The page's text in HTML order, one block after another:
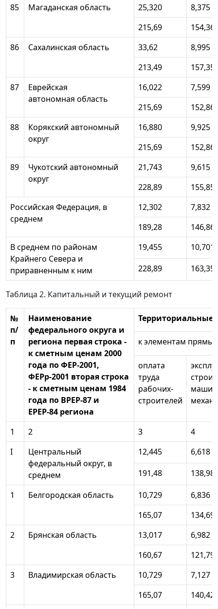
85 Магаданская область 25,320
8,375
215,69
154,36
86
Сахалинская область 33,62
8,995
213,49
157,35
87
Еврейская
автономная область
16,022
7,599
215,69
152,86
88
Корякский автономный
округ
16,880
9,925
215,69
152,86
89
Чукотский автономный
округ
21,743
9,615
228,89
155,85
Российская Федерация, в
среднем
12,302
7,832
189,28
146,86
В среднем по районам
Крайнего Севера и
приравненным к ним
19,455
10,701
228,89
163,35
Таблица 2. Капитальный и текущий ремонт
№
п/
п
Наименование
федерального округа и
региона первая строка -
к сметным ценам 2000
года по ФЕР-2001,
ФЕРр-2001 вторая строка
- к сметным ценам 1984
года по ВРЕР-87 и
ЕРЕР-84 региона
к элементам
оплата
труда
рабочих-
строителей
1 2 3
4
I
Центральный
федеральный округ, в
среднем
12,445
6,618
191,48
138,98
1 Белгородская область 10,729
6,836
165,07
134,69
2
Брянская область 13,017
6,982
160,67
121,79
3
Владимирская область 10,729
7,127
165,07
140,42